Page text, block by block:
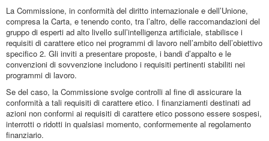
La Commissione, in conformità del diritto internazionale e dell’Unione,
compresa la Carta, e tenendo conto, tra l’altro, delle raccomandazioni del
gruppo di esperti ad alto livello sull’intelligenza artificiale, stabilisce i
requisiti di carattere etico nei programmi di lavoro nell’ambito dell’obiettivo
specifico 2. Gli inviti a presentare proposte, i bandi d’appalto e le
convenzioni di sovvenzione includono i requisiti pertinenti stabiliti nei
programmi di lavoro.
Se del caso, la Commissione svolge controlli al fine di assicurare la
conformità a tali requisiti di carattere etico. I finanziamenti destinati ad
azioni non conformi ai requisiti di carattere etico possono essere sospesi,
interrotti o ridotti in qualsiasi momento, conformemente al regolamento
finanziario.